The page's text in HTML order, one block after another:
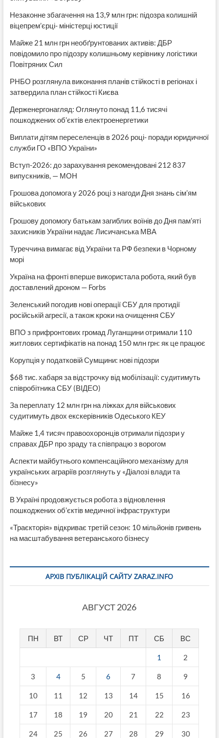
Незаконне збагачення на 13,9 млн грн: підозра колишній
віцепрем’єрці- міністерці юстиції
Майже 21 млн грн необґрунтованих активів: ДБР
повідомило про підозру колишньому керівнику логістики
Повітряних Сил
РНБО розглянула виконання планів стійкості в регіонах і
затвердила план стійкості Києва
Держенергонагляд: Оглянуто понад 11,6 тисячі
пошкоджених об’єктів електроенергетики
Виплати дітям переселенців в 2026 році- поради юридичної
служби ГО «ВПО України»
Вступ-2026: до зарахування рекомендовані 212 837
випускників, — МОН
Грошова допомога у 2026 році з нагоди Дня знань сім’ям
військових
Грошову допомогу батькам загиблих воїнів до Дня пам’яті
захисників України надає Лисичанська МВА
Туреччина вимагає від України та РФ безпеки в Чорному
морі
Україна на фронті вперше використала робота, який був
доставлений дроном — Forbs
Зеленський погодив нові операції СБУ для протидії
російській агресії, а також кроки на очищення СБУ
ВПО з прифронтових громад Луганщини отримали 110
житлових сертифікатів на понад 150 млн грн: як це працює
Корупція у податковій Сумщини: нові підозри
$68 тис. хабаря за відстрочку від мобілізації: судитимуть
співробітника СБУ (ВІДЕО)
За переплату 12 млн грн на ліжках для військових
судитимуть двох екскерівників Одеського КЕУ
Майже 1,4 тисяч правоохоронців отримали підозри у
справах ДБР про зраду та співпрацю з ворогом
Аспекти майбутнього компенсаційного механізму для
українських аграріїв розглянуть у «Діалозі влади та
бізнесу»
В Україні продовжується робота з відновлення
пошкоджених об’єктів медичної інфраструктури
«Траєкторія» відкриває третій сезон: 10 мільйонів гривень
на масштабування ветеранського бізнесу
АРХІВ ПУБЛІКАЦІЙ САЙТУ ZARAZ.INFO
АВГУСТ 2026
ПН ВТ СР ЧТ ПТ СБ ВС
1 2
3 4 5 6 7 8 9
10 11 12 13 14 15 16
17 18 19 20 21 22 23
24 25 26 27 28 29 30